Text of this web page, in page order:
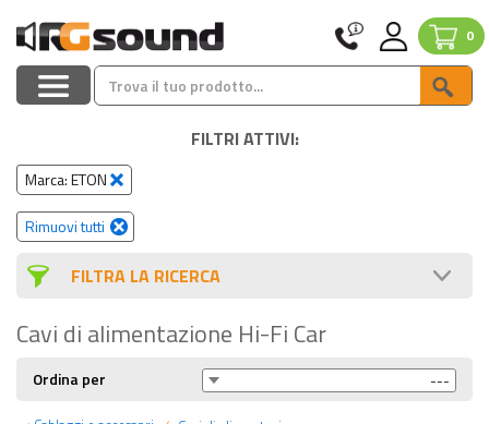
0
FILTRI ATTIVI:
Marca: ETON
Rimuovi tutti
FILTRA LA RICERCA
Cavi di alimentazione Hi-Fi Car
Ordina per